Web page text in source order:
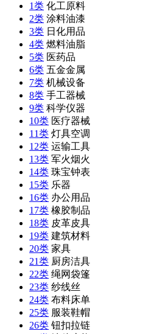
1类 化工原料
2类 涂料油漆
3类 日化用品
4类 燃料油脂
5类 医药品
6类 五金金属
7类 机械设备
8类 手工器械
9类 科学仪器
10类 医疗器械
11类 灯具空调
12类 运输工具
13类 军火烟火
14类 珠宝钟表
15类 乐器
16类 办公用品
17类 橡胶制品
18类 皮革皮具
19类 建筑材料
20类 家具
21类 厨房洁具
22类 绳网袋篷
23类 纱线丝
24类 布料床单
25类 服装鞋帽
26类 钮扣拉链